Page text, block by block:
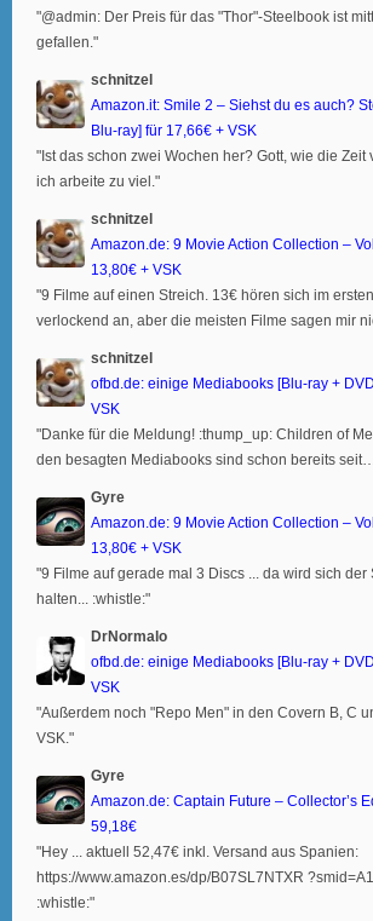
"@admin: Der Preis für das "Thor"-Steelbook ist
gefallen."
schnitzel
Amazon.it: Smile 2 – Siehst du es auch?
Blu-ray] für 17,66€ + VSK
"Ist das schon zwei Wochen her? Gott, wie die Zeit
ich arbeite zu viel."
schnitzel
Amazon.de: 9 Movie Action Collection –
13,80€ + VSK
"9 Filme auf einen Streich. 13€ hören sich im
verlockend an, aber die meisten Filme sagen mir
schnitzel
ofbd.de: einige Mediabooks [Blu-ray +
VSK
"Danke für die Meldung! :thump_up: Children of
den besagten Mediabooks sind schon bereits
Gyre
Amazon.de: 9 Movie Action Collection –
13,80€ + VSK
"9 Filme auf gerade mal 3 Discs ... da wird sich der
halten... :whistle:"
DrNormalo
ofbd.de: einige Mediabooks [Blu-ray +
VSK
"Außerdem noch "Repo Men" in den Covern B, C
VSK."
Gyre
Amazon.de: Captain Future – Collector’s
59,18€
"Hey ... aktuell 52,47€ inkl. Versand aus Spanien:
https://www.amazon.es/dp/B07SL7NTXR
:whistle:"